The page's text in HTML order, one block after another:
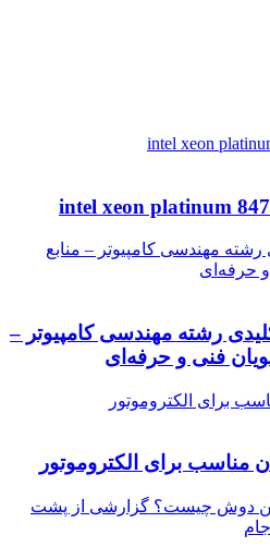
مهندسی کامپیوتر – منابع
حرفه‌ای
رشته مهندسی کامپیوتر –
فنی و حرفه‌ای
برای الکتروموتور
مناسب برای الکتروموتور
دوش چیست؟ گزارشی از پشت